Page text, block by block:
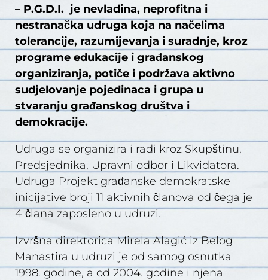
– P.G.D.I. je nevladina, neprofitna i
nestranačka udruga koja na načelima
tolerancije, razumijevanja i suradnje, kroz
programe edukacije i građanskog
organiziranja, potiče i podržava aktivno
sudjelovanje pojedinaca i grupa u
stvaranju građanskog društva i
demokracije.
Udruga se organizira i radi kroz Skupštinu,
Predsjednika, Upravni odbor i Likvidatora.
Udruga Projekt građanske demokratske
inicijative broji 11 aktivnih članova od čega je
4 člana zaposleno u udruzi.
Izvršna direktorica Mirela Alagić iz Belog
Manastira u udruzi je od samog osnutka
1998. godine, a od 2004. godine i njena